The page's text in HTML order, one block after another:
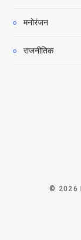
मनोरंजन
राजनीतिक
© 2026